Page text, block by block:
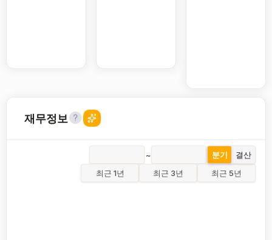
재무정보
~ 분기
결산
최근 1년
최근 3년 최근 5년